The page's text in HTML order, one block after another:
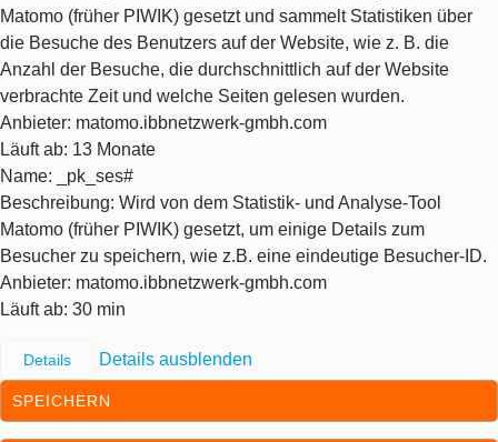
Matomo (früher PIWIK) gesetzt und sammelt Statistiken über
die Besuche des Benutzers auf der Website, wie z. B. die
Anzahl der Besuche, die durchschnittlich auf der Website
verbrachte Zeit und welche Seiten gelesen wurden.
Anbieter: matomo.ibbnetzwerk-gmbh.com
Läuft ab: 13 Monate
Name: _pk_ses#
Beschreibung: Wird von dem Statistik- und Analyse-Tool
Matomo (früher PIWIK) gesetzt, um einige Details zum
Besucher zu speichern, wie z.B. eine eindeutige Besucher-ID.
Anbieter: matomo.ibbnetzwerk-gmbh.com
Läuft ab: 30 min
Details Details ausblenden
SPEICHERN